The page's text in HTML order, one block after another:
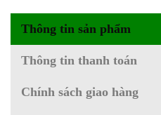
Thông tin sản phẩm
Thông tin thanh toán
Chính sách giao hàng